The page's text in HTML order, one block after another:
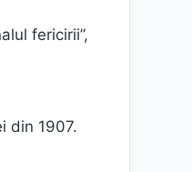
fericirii”,
din 1907.